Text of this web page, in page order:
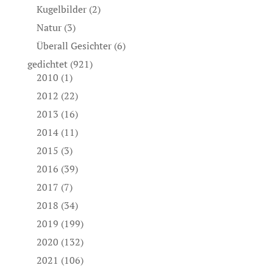
Kugelbilder(2)
Natur(3)
Überall Gesichter(6)
gedichtet(921)
2010 (1)
2012 (22)
2013 (16)
2014(11)
2015 (3)
2016 (39)
2017 (7)
2018 (34)
2019 (199)
2020 (132)
2021 (106)